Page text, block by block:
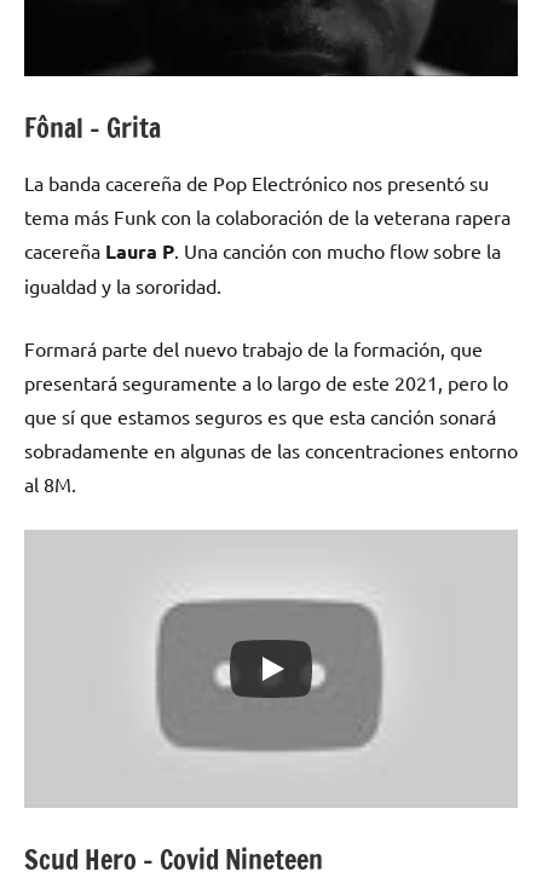
Fônal – Grita
La banda cacereña de Pop Electrónico nos presentó su
tema más Funk con la colaboración de la veterana rapera
cacereña Laura P. Una canción con mucho flow sobre la
igualdad y la sororidad.
Formará parte del nuevo trabajo de la formación, que
presentará seguramente a lo largo de este 2021, pero lo
que sí que estamos seguros es que esta canción sonará
sobradamente en algunas de las concentraciones entorno
al 8M.
Scud Hero – Covid Nineteen